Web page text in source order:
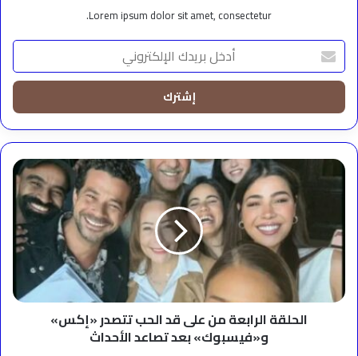
Lorem ipsum dolor sit amet, consectetur.
أدخل
بريدك
الإلكتروني
الحلقة
الرابعة
قد
الحب
تتصدر
«إكس»
و«فيسبوك»
الحلقة الرابعة من على قد الحب تتصدر «إكس»
و«فيسبوك» بعد تصاعد الأحداث